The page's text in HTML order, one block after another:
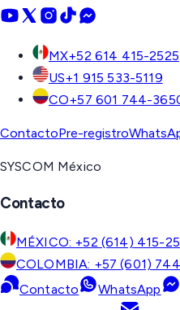
MX+52 614 415-2525
US+1 915 533-5119
CO+57 601 744-
ContactoPre-registro
SYSCOM México
Contacto
MÉXICO: +52 (614) 415-
COLOMBIA: +57 (601)
Contacto
WhatsApp